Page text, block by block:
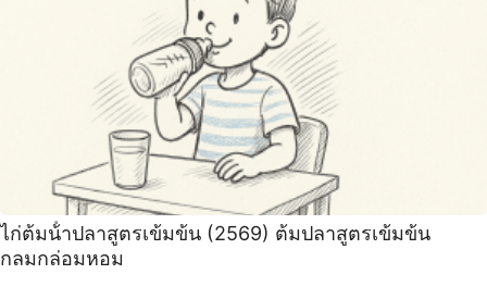
ไก่ต้มน้ําปลาสูตรเข้มข้น (2569) ต้มปลาสูตรเข้มข้น
กลมกล่อมหอม